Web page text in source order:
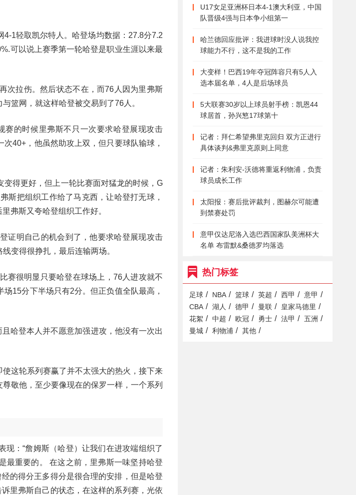
4-1轻取凯尔特人。哈登场均数据：27.8分7.2
可以说上赛季第一轮哈登是职业生涯以来最
次拉伤。然后状态不在，而76人因为里弗斯
篮网，就这样哈登被交易到了76人。
赛的时候里弗斯不只一次要求哈登展现攻击
40+，他虽然助攻上双，但只要球队输球，
得更好，但上一轮比赛面对猛龙的时候，G
斯把组织工作给了马克西，让哈登打无球，
弗斯又夸哈登组织工作好。
证明自己的机会到了，他要求哈登展现攻击
变得很挣扎，最后连输两场。
赛很明显只要哈登在球场上，76人进攻就不
15分下半场只有2分。但正负值全队最高，
哈登本人并不愿意加强进攻，他没有一次出
这轮系列赛赢了并不太强大的热火，接下来
敬他，至少要像现在的保罗一样，一个系列
：“詹姆斯（哈登）让我们在进攻端组织了
最重要的。 在这之前，里弗斯一味坚持哈登
的得分王多得分是很合理的安排，但是哈登
里弗斯自己的状态，在这样的系列赛，光依
U17女足亚洲杯日本4-1澳大利亚，中国
队晋级4强与日本争小组第一
哈兰德回应批评：我进球时没人说我控
球能力不行，这不是我的工作
大变样！巴西19年夺冠阵容只有5人入
选本届名单，4人是后场球员
5大联赛30岁以上球员射手榜：凯恩44
球居首，孙兴慜17球第十
记者：拜仁希望弗里克回归 双方正进行
具体谈判&弗里克原则上同意
记者：朱利安-沃德将重返利物浦，负责
球员成长工作
太阳报：赛后批评裁判，图赫尔可能遭
到禁赛处罚
意甲仅达尼洛入选巴西国家队美洲杯大
名单 布雷默&桑德罗均落选
热门标签
足球 / NBA / 篮球 / 英超 / 西甲 / 意甲 /
CBA / 湖人 / 德甲 / 曼联 / 皇家马德里 /
花絮 / 中超 / 欧冠 / 勇士 / 法甲 / 五洲 /
曼城 / 利物浦 / 其他 /